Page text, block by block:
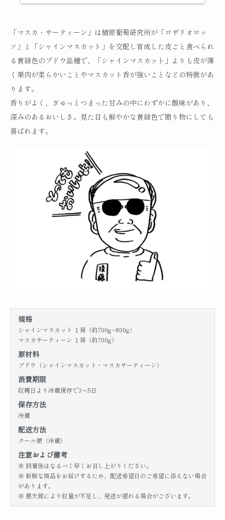
「マスカ・サーティーン」は植原葡萄研究所が「ロザリオロッ
ソ」と「シャインマスカット」を交配し育成した皮ごと食べられ
る黄緑色のブドウ品種で、「シャインマスカット」よりも皮が薄
く果肉が柔らかいことやマスカット香が強いことなどの特徴があ
ります。
香りがよく、ぎゅっとつまった甘みの中にわずかに酸味があり、
深みのあるおいしさ。見た目も鮮やかな黄緑色で贈り物にしても
喜ばれます。
規格
シャインマスカット １房（約700g~800g）
マスカサーティーン １房（約700g）
原材料
ブドウ（シャインマスカット・マスカサーティーン）
消費期限
収穫日より冷蔵保存で3～5日
保存方法
冷蔵
配送方法
クール便（冷蔵）
注意および備考
※ 到着後はなるべく早くお召し上がりください。
※ 新鮮な商品をお届けするため、配送希望日のご希望に添えない場合
があります。
※ 悪天候により収量が不足し、発送が遅れる場合がございます。